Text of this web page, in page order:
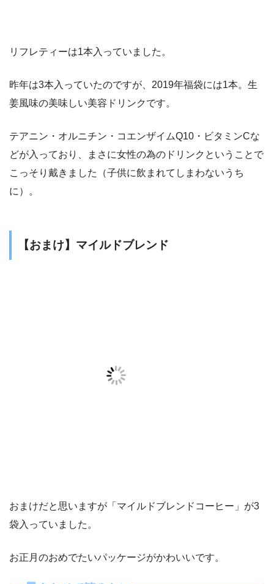
リフレティーは1本入っていました。
昨年は3本入っていたのですが、2019年福袋には1本。生
姜風味の美味しい美容ドリンクです。
テアニン・オルニチン・コエンザイムQ10・ビタミンCな
どが入っており、まさに女性の為のドリンクということで
こっそり戴きました（子供に飲まれてしまわないうち
に）。
【おまけ】マイルドブレンド
おまけだと思いますが「マイルドブレンドコーヒー」が3
袋入っていました。
お正月のおめでたいパッケージがかわいいです。